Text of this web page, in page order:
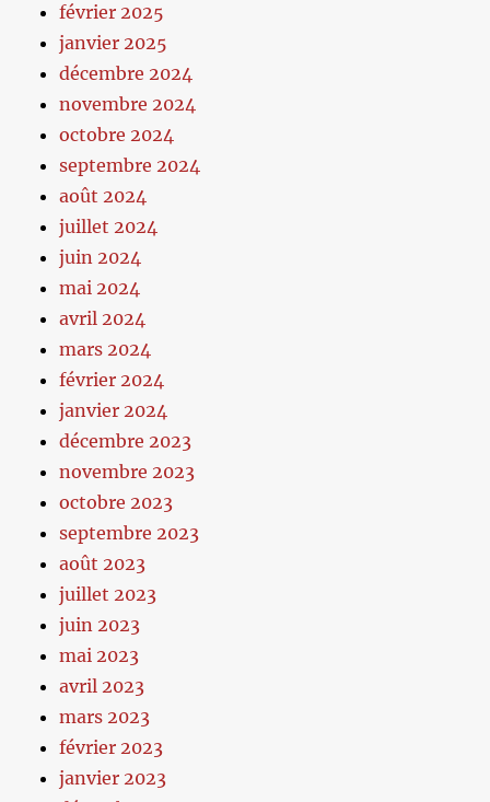
février 2025
janvier 2025
décembre 2024
novembre 2024
octobre 2024
septembre 2024
août 2024
juillet 2024
juin 2024
mai 2024
avril 2024
mars 2024
février 2024
janvier 2024
décembre 2023
novembre 2023
octobre 2023
septembre 2023
août 2023
juillet 2023
juin 2023
mai 2023
avril 2023
mars 2023
février 2023
janvier 2023